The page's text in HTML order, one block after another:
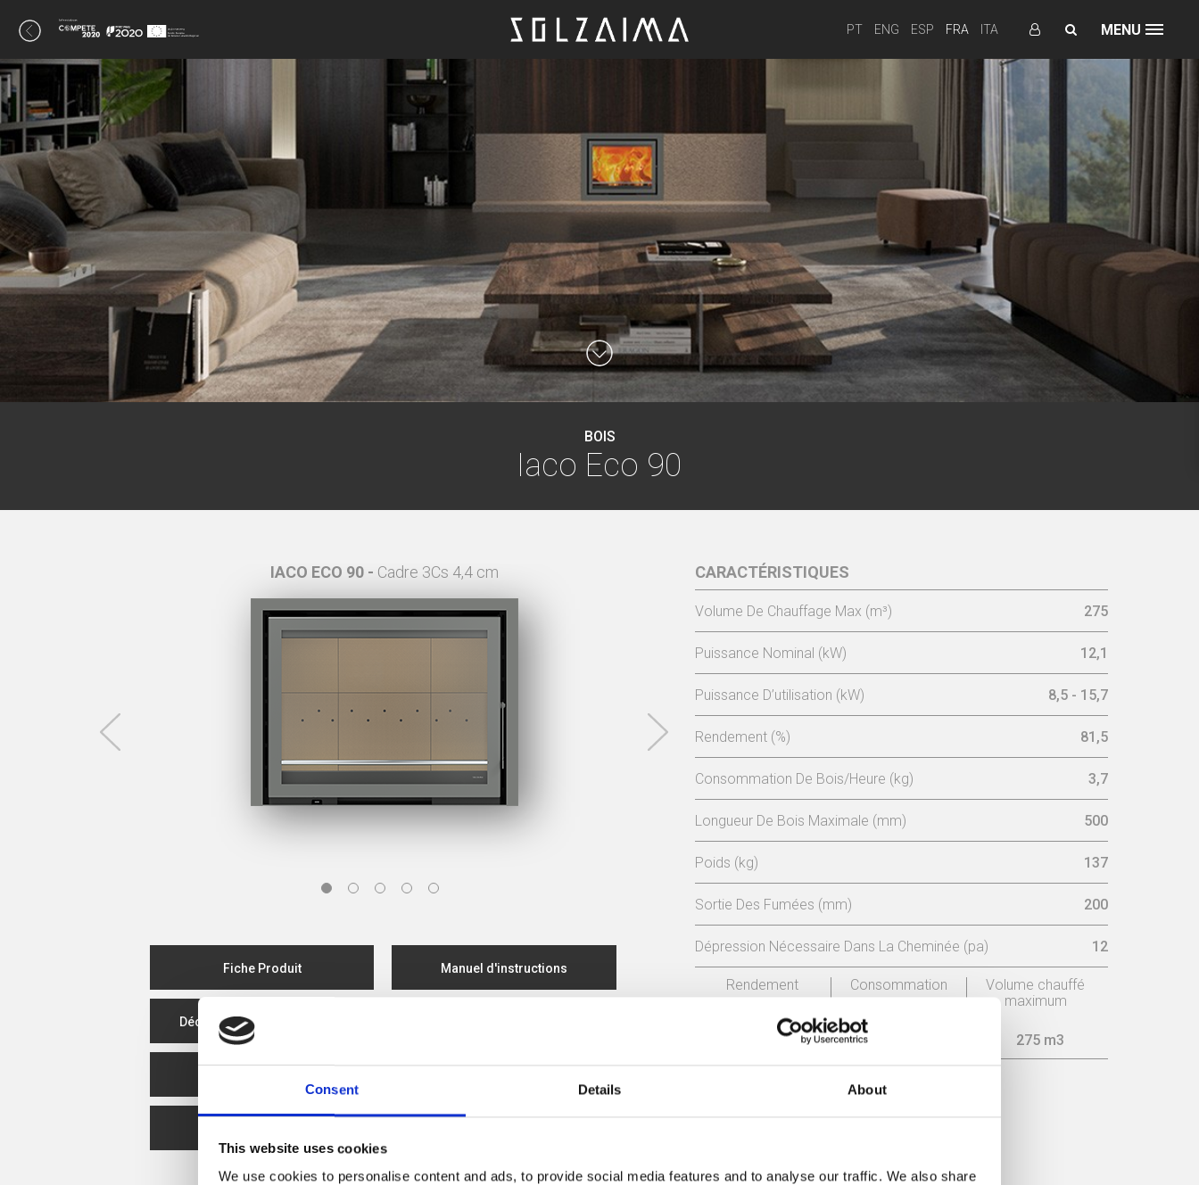
Consent Details About
This website uses cookies
We use cookies to personalise content and ads, to provide social media features and to analyse our traffic. We also share
PT ENG ESP FRA ITA MENU
BOIS
Iaco Eco 90
IACO ECO 90 - Cadre 3Cs 4,4 cm IACO ECO 90 -Cadre 3Cs 7,4 cm
Fiche Produit Manuel d'instructions
Déclaration de performance
CARACTÉRISTIQUES
Volume De Chauffage Max (m³) 275
Puissance Nominal (kW) 12,1
Puissance D’utilisation (kW) 8,5 - 15,7
Rendement (%) 81,5
Consommation De Bois/Heure (kg) 3,7
Longueur De Bois Maximale (mm) 500
Poids (kg) 137
Sortie Des Fumées (mm) 200
Dépression Nécessaire Dans La Cheminée (pa) 12
Rendement
81,5 %
Consommation
Volume chauffé
maximum
275 m3
classe d'efficacité